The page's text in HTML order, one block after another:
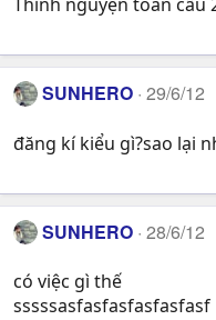
SUNHERO 29/6/12
đăng kí kiểu gì?sao lại
SUNHERO 28/6/12
có việc gì thế
sssssasfasfasfasfasfasf